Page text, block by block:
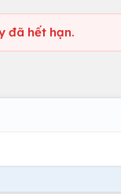
đã hết hạn.